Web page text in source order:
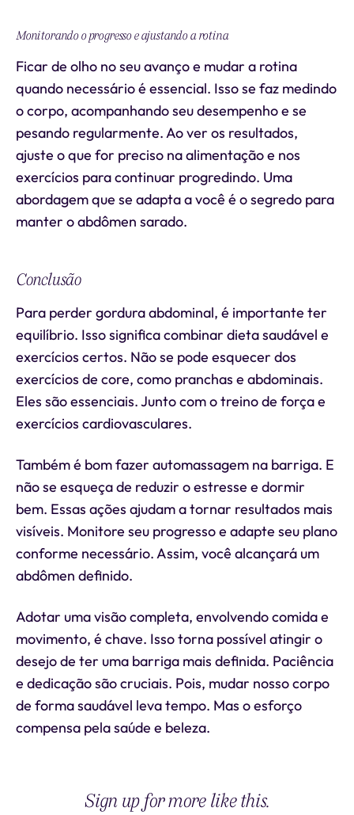
Monitorando o progresso e ajustando a rotina
Ficar de olho no seu avanço e mudar a rotina
quando necessário é essencial. Isso se faz medindo
o corpo, acompanhando seu desempenho e se
pesando regularmente. Ao ver os resultados,
ajuste o que for preciso na alimentação e nos
exercícios para continuar progredindo. Uma
abordagem que se adapta a você é o segredo para
manter o abdômen sarado.
Conclusão
Para perder gordura abdominal, é importante ter
equilíbrio. Isso significa combinar dieta saudável e
exercícios certos. Não se pode esquecer dos
exercícios de core, como pranchas e abdominais.
Eles são essenciais. Junto com o treino de força e
exercícios cardiovasculares.
Também é bom fazer automassagem na barriga. E
não se esqueça de reduzir o estresse e dormir
bem. Essas ações ajudam a tornar resultados mais
visíveis. Monitore seu progresso e adapte seu plano
conforme necessário. Assim, você alcançará um
abdômen definido.
Adotar uma visão completa, envolvendo comida e
movimento, é chave. Isso torna possível atingir o
desejo de ter uma barriga mais definida. Paciência
e dedicação são cruciais. Pois, mudar nosso corpo
de forma saudável leva tempo. Mas o esforço
compensa pela saúde e beleza.
Sign up for more like this.